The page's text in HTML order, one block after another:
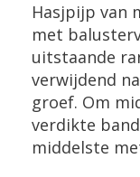
Hasjpijp van
met
uitstaande
verwijdend
groef. Om
verdikte band
middelste